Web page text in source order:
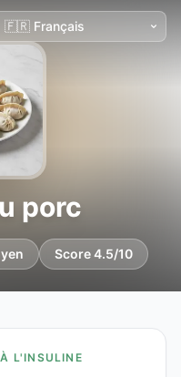
porc
Score 4.5/10
L'INSULINE